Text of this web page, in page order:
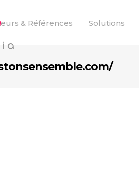
& Références Solutions